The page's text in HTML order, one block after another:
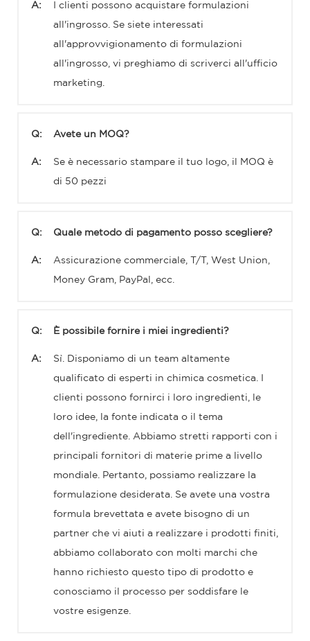
A: I clienti possono acquistare formulazioni
all'ingrosso. Se siete interessati
all'approvvigionamento di formulazioni
all'ingrosso, vi preghiamo di scriverci all'ufficio
marketing.
Q: Avete un MOQ?
A: Se è necessario stampare il tuo logo, il MOQ è
di 50 pezzi
Q: Quale metodo di pagamento posso scegliere?
A: Assicurazione commerciale, T/T, West Union,
Money Gram, PayPal, ecc.
Q: È possibile fornire i miei ingredienti?
A: Sì. Disponiamo di un team altamente
qualificato di esperti in chimica cosmetica. I
clienti possono fornirci i loro ingredienti, le
loro idee, la fonte indicata o il tema
dell'ingrediente. Abbiamo stretti rapporti con i
principali fornitori di materie prime a livello
mondiale. Pertanto, possiamo realizzare la
formulazione desiderata. Se avete una vostra
formula brevettata e avete bisogno di un
partner che vi aiuti a realizzare i prodotti finiti,
abbiamo collaborato con molti marchi che
hanno richiesto questo tipo di prodotto e
conosciamo il processo per soddisfare le
vostre esigenze.